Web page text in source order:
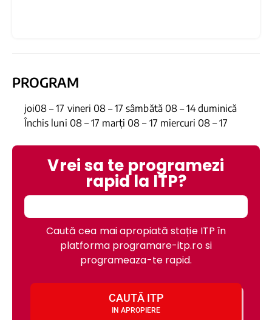
PROGRAM
joi08 – 17 vineri 08 – 17 sâmbătă 08 – 14 duminică
Închis luni 08 – 17 marți 08 – 17 miercuri 08 – 17
Vrei sa te programezi
rapid la ITP?
Caută cea mai apropiată stație ITP în
platforma programare-itp.ro si
programeaza-te rapid.
CAUTĂ ITP
IN APROPIERE